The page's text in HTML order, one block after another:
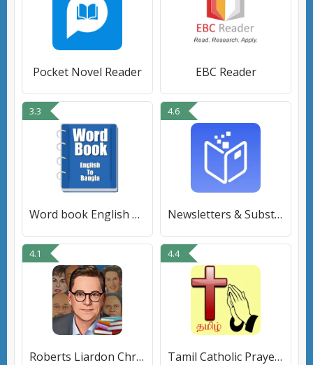
Pocket Novel Reader EBC Reader
3.3
Word book English To Bangla
4.6
Newsletters & Substack Reader
4.1
Roberts Liardon Christian Book
4.4
Tamil Catholic Prayer Book